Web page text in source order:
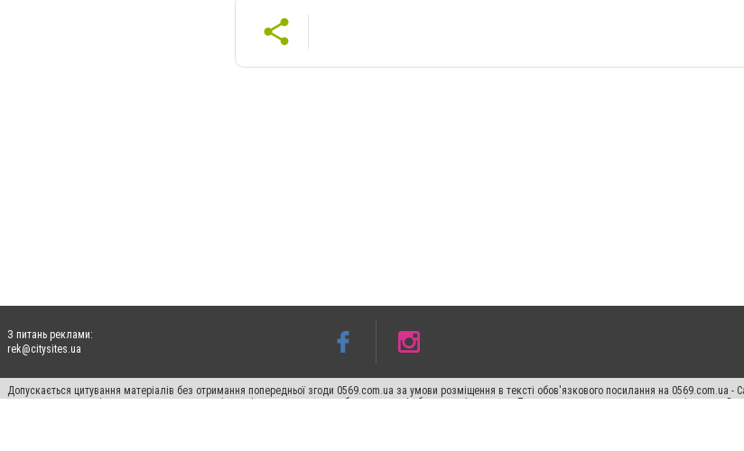
З питань реклами:
rek@citysites.ua
Допускається цитування матеріалів без отримання попередньої згоди 0569.com.ua за умови розміщення в тексті обов'язкового посилання на 0569.com.ua
пошукових систем гіперпосилання на цитовані статті не нижче другого абзацу в тексті або в якості джерела. Порушення виняткових прав переслідується